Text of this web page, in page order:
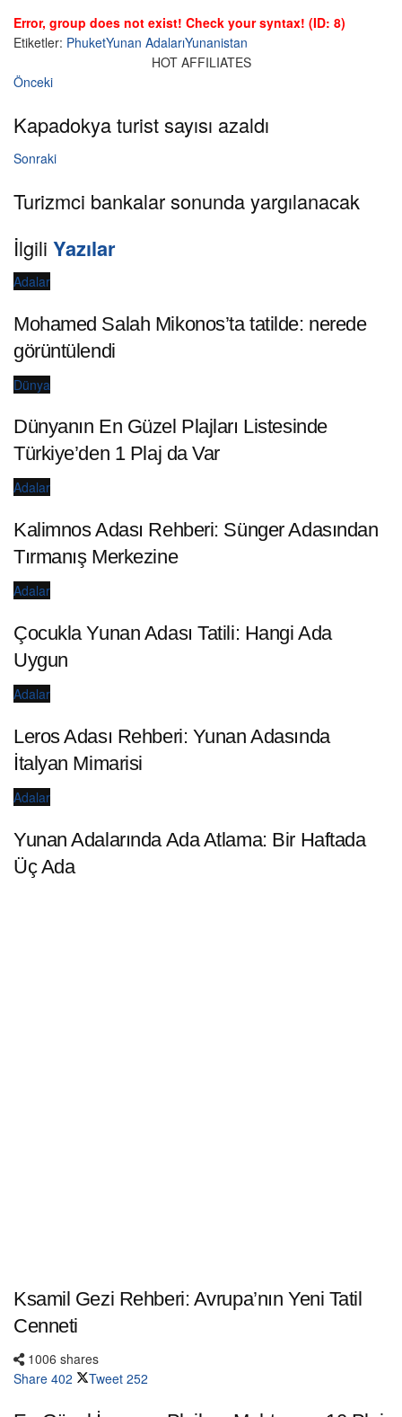
Error, group does not exist! Check your syntax! (ID: 8)
Etiketler: PhuketYunan AdalarıYunanistan
HOT AFFILIATES
Önceki
Kapadokya turist sayısı azaldı
Sonraki
Turizmci bankalar sonunda yargılanacak
İlgili Yazılar
Adalar
Mohamed Salah Mikonos’ta tatilde: nerede
görüntülendi
Dünya
Dünyanın En Güzel Plajları Listesinde
Türkiye’den 1 Plaj da Var
Adalar
Kalimnos Adası Rehberi: Sünger Adasından
Tırmanış Merkezine
Adalar
Çocukla Yunan Adası Tatili: Hangi Ada
Uygun
Adalar
Leros Adası Rehberi: Yunan Adasında
İtalyan Mimarisi
Adalar
Yunan Adalarında Ada Atlama: Bir Haftada
Üç Ada
Ksamil Gezi Rehberi: Avrupa’nın Yeni Tatil
Cenneti
1006 shares
Share 402 Tweet 252